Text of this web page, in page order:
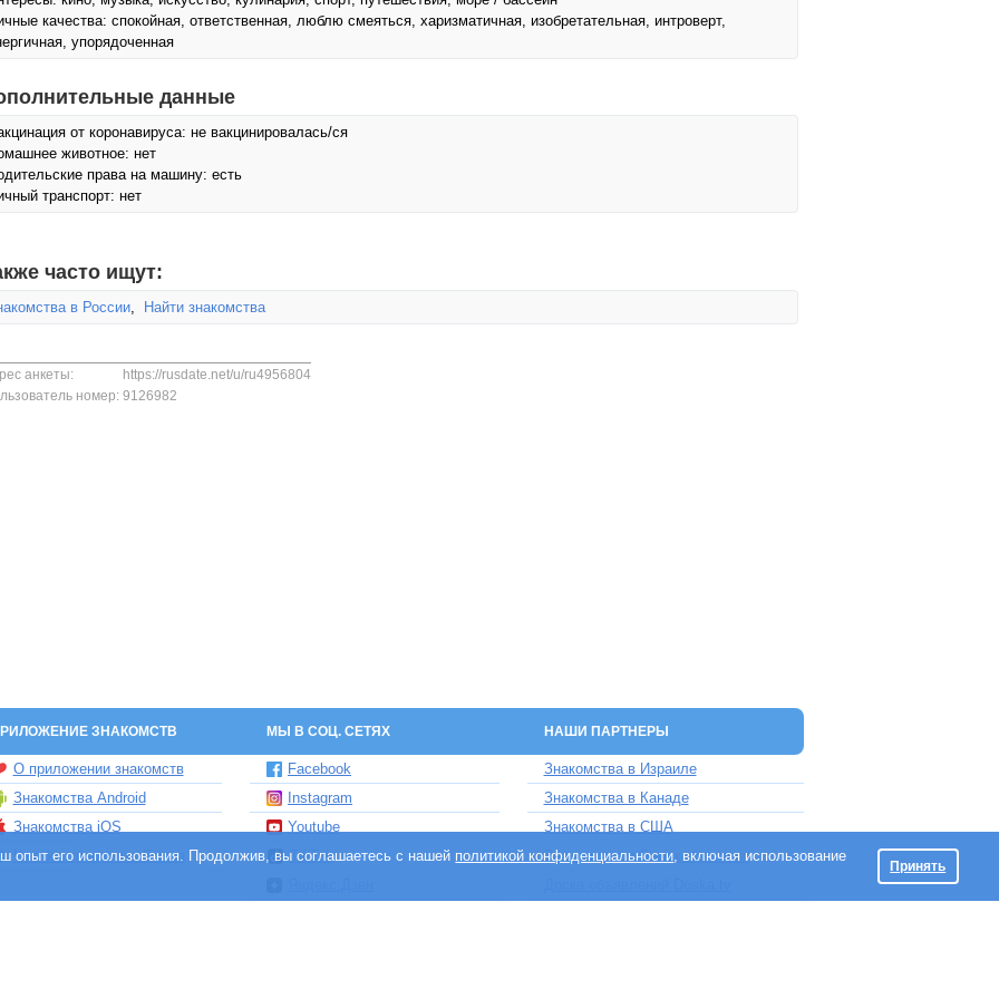
качества: спокойная, ответственная, люблю смеяться, харизматичная, изобретательная, интроверт,
упорядоченная
данные
от коронавируса: не вакцинировалась/ся
животное: нет
права на машину: есть
транспорт: нет
часто ищут:
в России, Найти знакомства
анкеты:
https://rusdate.net/u/ru4956804
номер: 9126982
ЗНАКОМСТВ МЫ В СОЦ. СЕТЯХ НАШИ ПАРТНЕРЫ
О приложении знакомств
Знакомства Android
Знакомства iOS
Чат бот знакомств Елена
Facebook
Instagram
Youtube
TikTok
Знакомства в Израиле
Знакомства в Канаде
Знакомства в США
Знакомства в Великобритании
опыт его использования. Продолжив, вы соглашаетесь с нашей политикой конфиденциальности, включая использование
Принять